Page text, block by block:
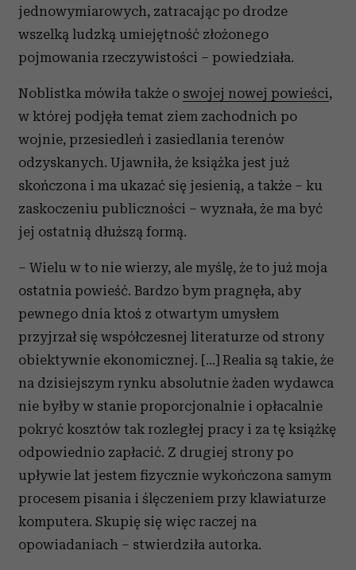
jednowymiarowych, zatracając po drodze
wszelką ludzką umiejętność złożonego
pojmowania rzeczywistości – powiedziała.
Noblistka mówiła także o swojej nowej powieści,
w której podjęła temat ziem zachodnich po
wojnie, przesiedleń i zasiedlania terenów
odzyskanych. Ujawniła, że książka jest już
skończona i ma ukazać się jesienią, a także – ku
zaskoczeniu publiczności – wyznała, że ma być
jej ostatnią dłuższą formą.
– Wielu w to nie wierzy, ale myślę, że to już moja
ostatnia powieść. Bardzo bym pragnęła, aby
pewnego dnia ktoś z otwartym umysłem
przyjrzał się współczesnej literaturze od strony
obiektywnie ekonomicznej. […] Realia są takie, że
na dzisiejszym rynku absolutnie żaden wydawca
nie byłby w stanie proporcjonalnie i opłacalnie
pokryć kosztów tak rozległej pracy i za tę książkę
odpowiednio zapłacić. Z drugiej strony po
upływie lat jestem fizycznie wykończona samym
procesem pisania i ślęczeniem przy klawiaturze
komputera. Skupię się więc raczej na
opowiadaniach – stwierdziła autorka.